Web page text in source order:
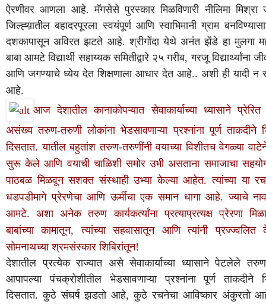
ऐरणीवर आणला आहे.मॅगसेसे पुरस्कार मिळविणारी नीलिमा मिश्रा
जिल्ह्य़ातील बहादरपूरला स्वयंपूर्ण आणि स्वाभिमानी ग्राम
दशकापासून अविरत झटते आहे.श्रीगोंदा येथे अनंत झेंडे हा मुलगा
बाबा आमटे विद्यार्थी सहाय्यक समितीद्वारे २५ गरीब,गरजू विद्यार्थ्यांना
आणि जगण्याचे ध्येय देत शिक्षणाला आधार देत आहे.. अशी ही यादी न
आहे.
आज देशातील कानाकोपऱ्यात सेवाकार्याच्या ध्यासाने प्रेरित
असंख्य तरुण-तरुणी लोकांना भेडसावणाऱ्या प्रश्नांना पूर्ण ताकदीने
दिसतात.यातील बहुतांश तरुण-तरुणींनी वयाच्या विशीतच वेगळ्या
सुरू केले आणि वयाची चाळिशी समोर उभी असताना समाजाचा
पाठबळ मिळवून सशक्त संस्थाही उभ्या केल्या आहेत.त्यांच्या या
धडपडीमागे प्रेरणेचा आणि ऊर्मीचा एक समान धागा आहे.ज्याचे
आमटे.अशा अनेक तरुण कार्यकर्त्यांना प्रत्याप्रत्यक्ष प्रेरणा
बाबांच्या कामातून,त्यांच्या सहवासातून आणि त्यांनी प्रज्ज्वलित
सोमनाथच्या श्रमसंस्कार शिबिरांतून!
देशातील प्रत्येक राज्यात असे सेवाकार्याच्या ध्यासाने पेटलेले तरुण
आपापल्या
पंचक्रोशीतील भेडसावणाऱ्या प्रश्नांना पूर्ण ताकदीने
दिसतात.कुठे संघर्ष झडतो आहे,कुठे रचनेचा आविष्कार अंकुरतो